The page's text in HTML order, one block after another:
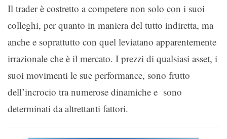
Il trader è costretto a competere non solo con i suoi
colleghi, per quanto in maniera del tutto indiretta, ma
anche e soprattutto con quel leviatano apparentemente
irrazionale che è il mercato. I prezzi di qualsiasi asset, i
suoi movimenti le sue performance, sono frutto
dell’incrocio tra numerose dinamiche e sono
determinati da altrettanti fattori.